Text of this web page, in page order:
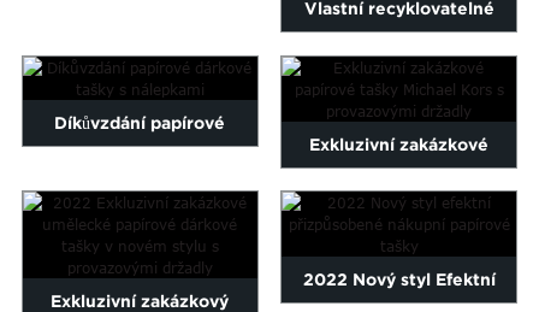
Persian
Sinhala
Samoan
Thai
Zulu
Vlastní recyklovatelné
tištěné Halloweenské
vánoční...
Díkůvzdání papírové
Exkluzivní zakázkové
papírové tašky Michael
Kors s...
Exkluzivní zakázkový
2022 Nový styl Efektní